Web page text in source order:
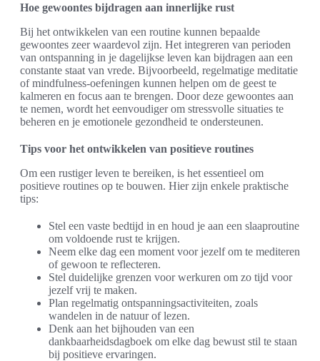
Hoe gewoontes bijdragen aan innerlijke rust
Bij het ontwikkelen van een routine kunnen bepaalde
gewoontes zeer waardevol zijn. Het integreren van perioden
van ontspanning in je dagelijkse leven kan bijdragen aan een
constante staat van vrede. Bijvoorbeeld, regelmatige meditatie
of mindfulness-oefeningen kunnen helpen om de geest te
kalmeren en focus aan te brengen. Door deze gewoontes aan
te nemen, wordt het eenvoudiger om stressvolle situaties te
beheren en je emotionele gezondheid te ondersteunen.
Tips voor het ontwikkelen van positieve routines
Om een rustiger leven te bereiken, is het essentieel om
positieve routines op te bouwen. Hier zijn enkele praktische
tips:
Stel een vaste bedtijd in en houd je aan een slaaproutine
om voldoende rust te krijgen.
Neem elke dag een moment voor jezelf om te mediteren
of gewoon te reflecteren.
Stel duidelijke grenzen voor werkuren om zo tijd voor
jezelf vrij te maken.
Plan regelmatig ontspanningsactiviteiten, zoals
wandelen in de natuur of lezen.
Denk aan het bijhouden van een
dankbaarheidsdagboek om elke dag bewust stil te staan
bij positieve ervaringen.